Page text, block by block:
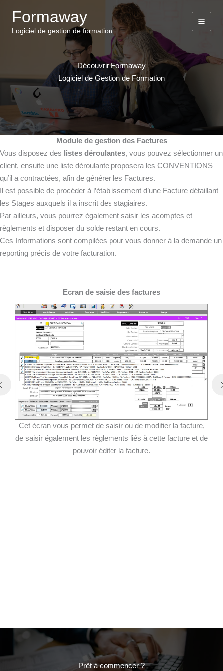
contenu
Formaway
Logiciel de gestion de formation
Découvrir Formaway
Logiciel de Gestion de Formation
Module de gestion des Factures
Vous disposez des
listes déroulantes, vous pouvez sélectionner un
client, ensuite une liste déroulante proposera les CONVENTIONS
qu’il a contractées, afin de générer les Factures.
Il est possible de procéder à l’établissement d’une Facture détaillant
les Stages auxquels il a inscrit des stagiaires.
Par ailleurs, vous pourrez également saisir les acomptes et
règlements et disposer du solde restant en cours.
Ces Informations sont compilées pour vous donner à la demande un
reporting précis de votre facturation.
Ecran de saisie des factures
Cet écran vous permet de saisir ou de modifier la facture,
de saisir également les règlements liés à cette facture et de
pouvoir éditer la facture.
Prêt à commencer ?